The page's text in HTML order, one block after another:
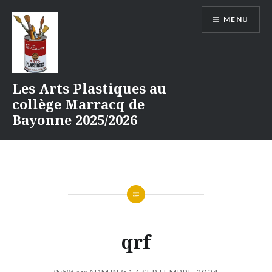
contenu
Les Arts Plastiques au
collège Marracq de
Bayonne 2025/2026
MENU
qrf